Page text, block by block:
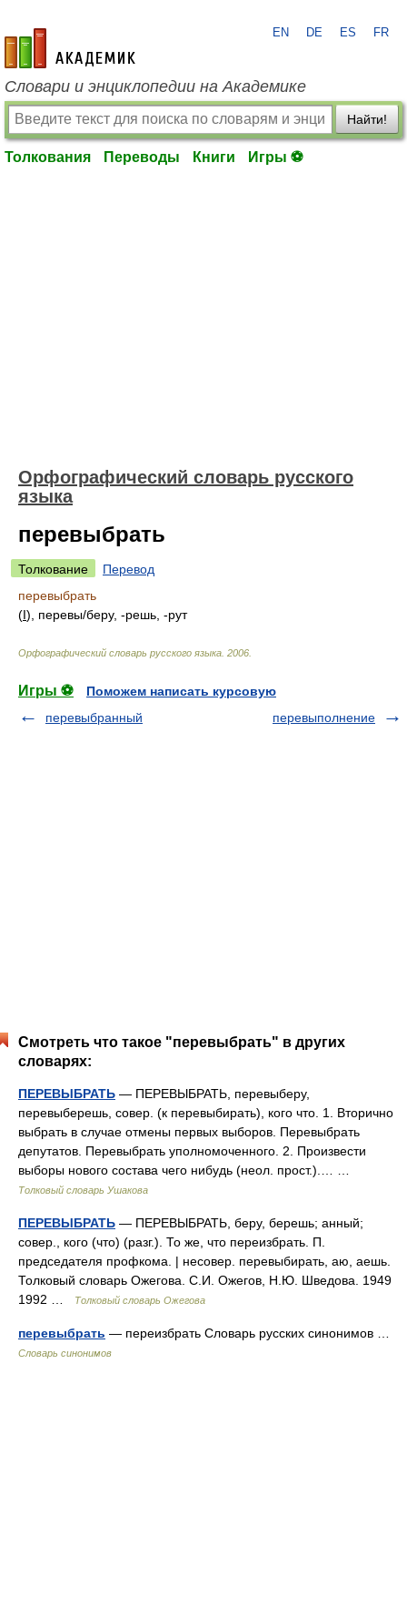
academic.ru
EN DE ES FR
Словари и энциклопедии на Академике
Найти!
Толкования Переводы Книги Игры ⚽
Орфографический словарь русского
языка
перевыбрать
Толкование
Перевод
перевыбрать
(I), перевы/беру, -решь, -рут
Орфографический словарь русского языка 2006
Игры ⚽
Поможем написать курсовую
перевыбранный
перевыполнение
Смотреть что такое "перевыбрать" в других
словарях:
ПЕРЕВЫБРАТЬ — ПЕРЕВЫБРАТЬ, перевыберу,
перевыберешь, совер. (к перевыбирать), кого что. 1. Вторично
выбрать в случае отмены первых выборов. Перевыбрать
депутатов. Перевыбрать уполномоченного. 2. Произвести
выборы нового состава чего нибудь (неол. прост.).… …
Толковый словарь Ушакова
ПЕРЕВЫБРАТЬ — ПЕРЕВЫБРАТЬ, беру, берешь; анный;
совер., кого (что) (разг.). То же, что переизбрать. П.
председателя профкома. | несовер. перевыбирать, аю, аешь.
Толковый словарь Ожегова. С.И. Ожегов, Н.Ю. Шведова. 1949
1992 …
Толковый словарь Ожегова
перевыбрать — переизбрать Словарь русских синонимов …
Словарь синонимов